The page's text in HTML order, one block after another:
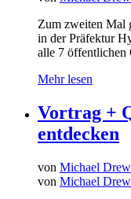
Zum zweiten Mal
in der Präfektur
alle 7 öffentlichen
Mehr lesen
Vortrag +
entdecken
von Michael
von Michael